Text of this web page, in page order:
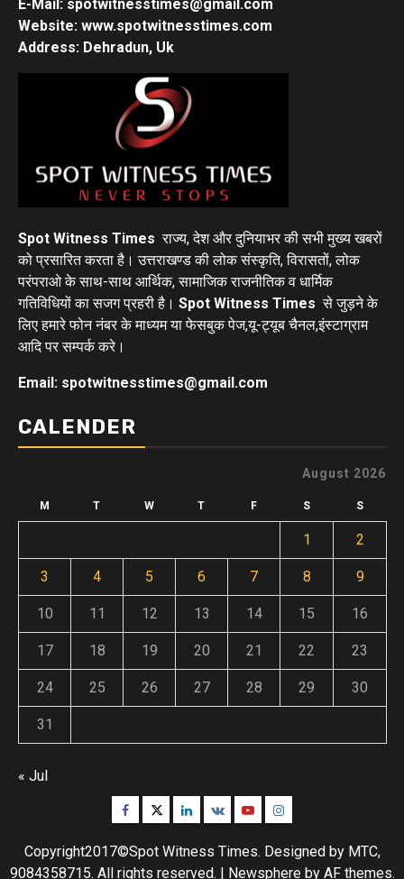
E-Mail: spotwitnesstimes@gmail.com
Website: www.spotwitnesstimes.com
Address: Dehradun, Uk
Spot Witness Times राज्य, देश और दुनियाभर की सभी मुख्य खबरों
को प्रसारित करता है। उत्तराखण्ड की लोक संस्कृति, विरासतों, लोक
परंपराओ के साथ-साथ आर्थिक, सामाजिक राजनीतिक व धार्मिक
गतिविधियों का सजग प्रहरी है। Spot Witness Times से जुड़ने के
लिए हमारे फोन नंबर के माध्यम या फेसबुक पेज,यू-ट्यूब चैनल,इंस्टाग्राम
आदि पर सम्पर्क करे।
Email: spotwitnesstimes@gmail.com
CALENDER
August 2026
M T W T F S S
1 2
3 4 5 6 7 8 9
10 11 12 13 14 15 16
17 18 19 20 21 22 23
24 25 26 27 28 29 30
31
« Jul
Facebook
TwitterLinkedin
VK YoutubeInstagram
Copyright2017©Spot Witness Times. Designed by MTC,
9084358715. All rights reserved. | Newsphereby AF themes.